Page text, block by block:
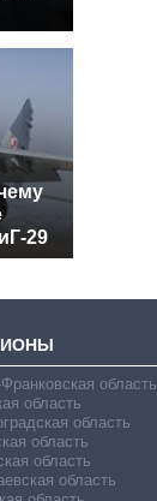
29
область
область
область
область
область
область